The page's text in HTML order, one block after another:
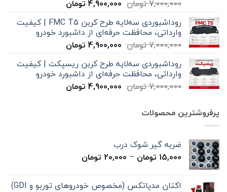
7,000,000تومان قیمت
7,000,000 تومان
بود.
4,900,000 تومانقیمت
4,900,000 تومان
است.
روداشبوردی سه‌لایه طرح کربن FMC T5 | کیفیت
وارداتی، محافظت حرفه‌ای از داشبورد خودرو
7,000,000تومان قیمت
7,000,000 تومان
بود.
4,900,000 تومانقیمت
4,900,000 تومان
است.
روداشبوردی سه‌لایه طرح کربن ریسپکت | کیفیت
وارداتی، محافظت حرفه‌ای از داشبورد خودرو
7,000,000تومان قیمت
4,900,000 تومانقیمت
پرفروشترین محصولات
ضربه گیر شوک درب
15,000 تومان –
20,000 تومان
تا
اکتان مدپاتکس (مخصوص خودروهای توربو و GDI)